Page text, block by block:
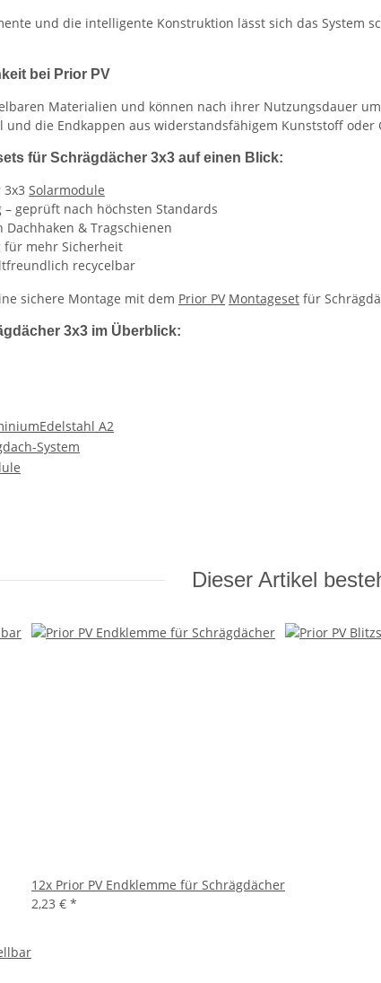
und die intelligente Konstruktion lässt sich das
bei Prior PV
Materialien und können nach ihrer Nutzungsdauer
die Endkappen aus widerstandsfähigem Kunststoff oder
für Schrägdächer 3x3 auf einen Blick:
Solarmodule
geprüft nach höchsten Standards
& Tragschienen
für mehr Sicherheit
recycelbar
sichere Montage mit dem Prior PV Montageset für
3x3 im Überblick:
Edelstahl A2
System
Dieser Artikel
12x Prior PV Endklemme für Schrägdächer
2,23 € *